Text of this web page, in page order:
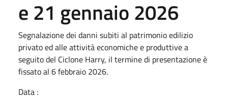
e 21 gennaio 2026
Segnalazione dei danni subiti al patrimonio edilizio
privato ed alle attività economiche e produttive a
seguito del Ciclone Harry, il termine di presentazione è
fissato al 6 febbraio 2026.
Data :